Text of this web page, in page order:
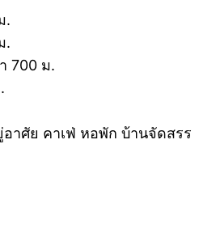
.
.
700 ม.
อาศัย คาเฟ่ หอพัก บ้านจัดสรร